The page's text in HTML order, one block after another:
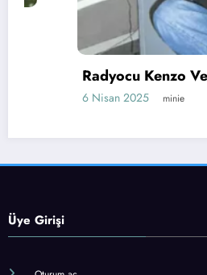
Radyocu Kenzo Vefat Etti!
6 Nisan 2025 minie
Üye Girişi